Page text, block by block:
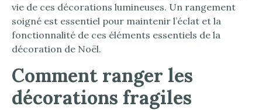
vie de ces décorations lumineuses. Un rangement
soigné est essentiel pour maintenir l’éclat et la
fonctionnalité de ces éléments essentiels de la
décoration de Noël.
Comment ranger les
décorations fragiles